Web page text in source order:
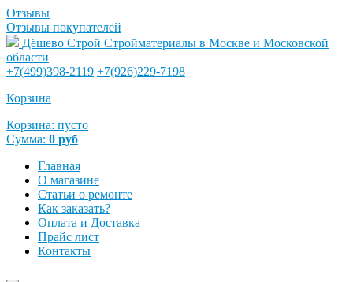
Отзывы
Отзывы покупателей
Дёшево Строй Стройматериалы в Москве и Московской
области
+7(499)398-2119 +7(926)229-7198
Корзина
Корзина: пусто
Сумма: 0 руб
Главная
О магазине
Статьи о ремонте
Как заказать?
Оплата и Доставка
Прайс лист
Контакты